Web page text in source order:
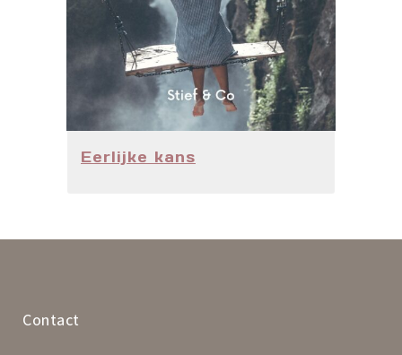
Eerlijke kans
Contact